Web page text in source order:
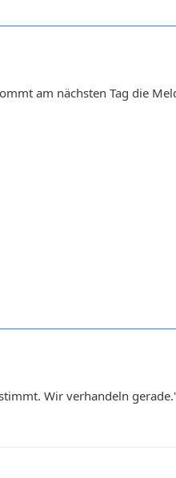
am nächsten Tag die
Wir verhandeln